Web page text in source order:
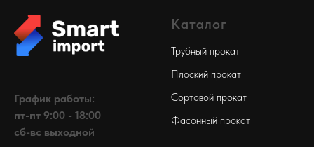
График работы:
пт-пт 9:00 - 18:00
сб-вс выходной
Каталог
Трубный прокат
Плоский прокат
Сортовой прокат
Фасонный прокат